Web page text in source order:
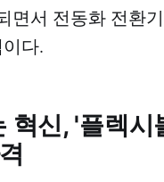
서 전동화 전환
다.
혁신, '플렉시